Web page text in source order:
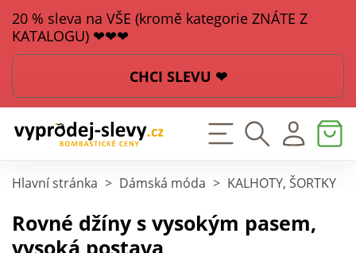
20 % sleva na VŠE (kromě kategorie ZNÁTE Z
KATALOGU) ❤❤❤
CHCI SLEVU ❤
Hlavní stránka > Dámská móda > KALHOTY, ŠORTKY >
Rovné džíny s vysokým pasem,
vysoká postava